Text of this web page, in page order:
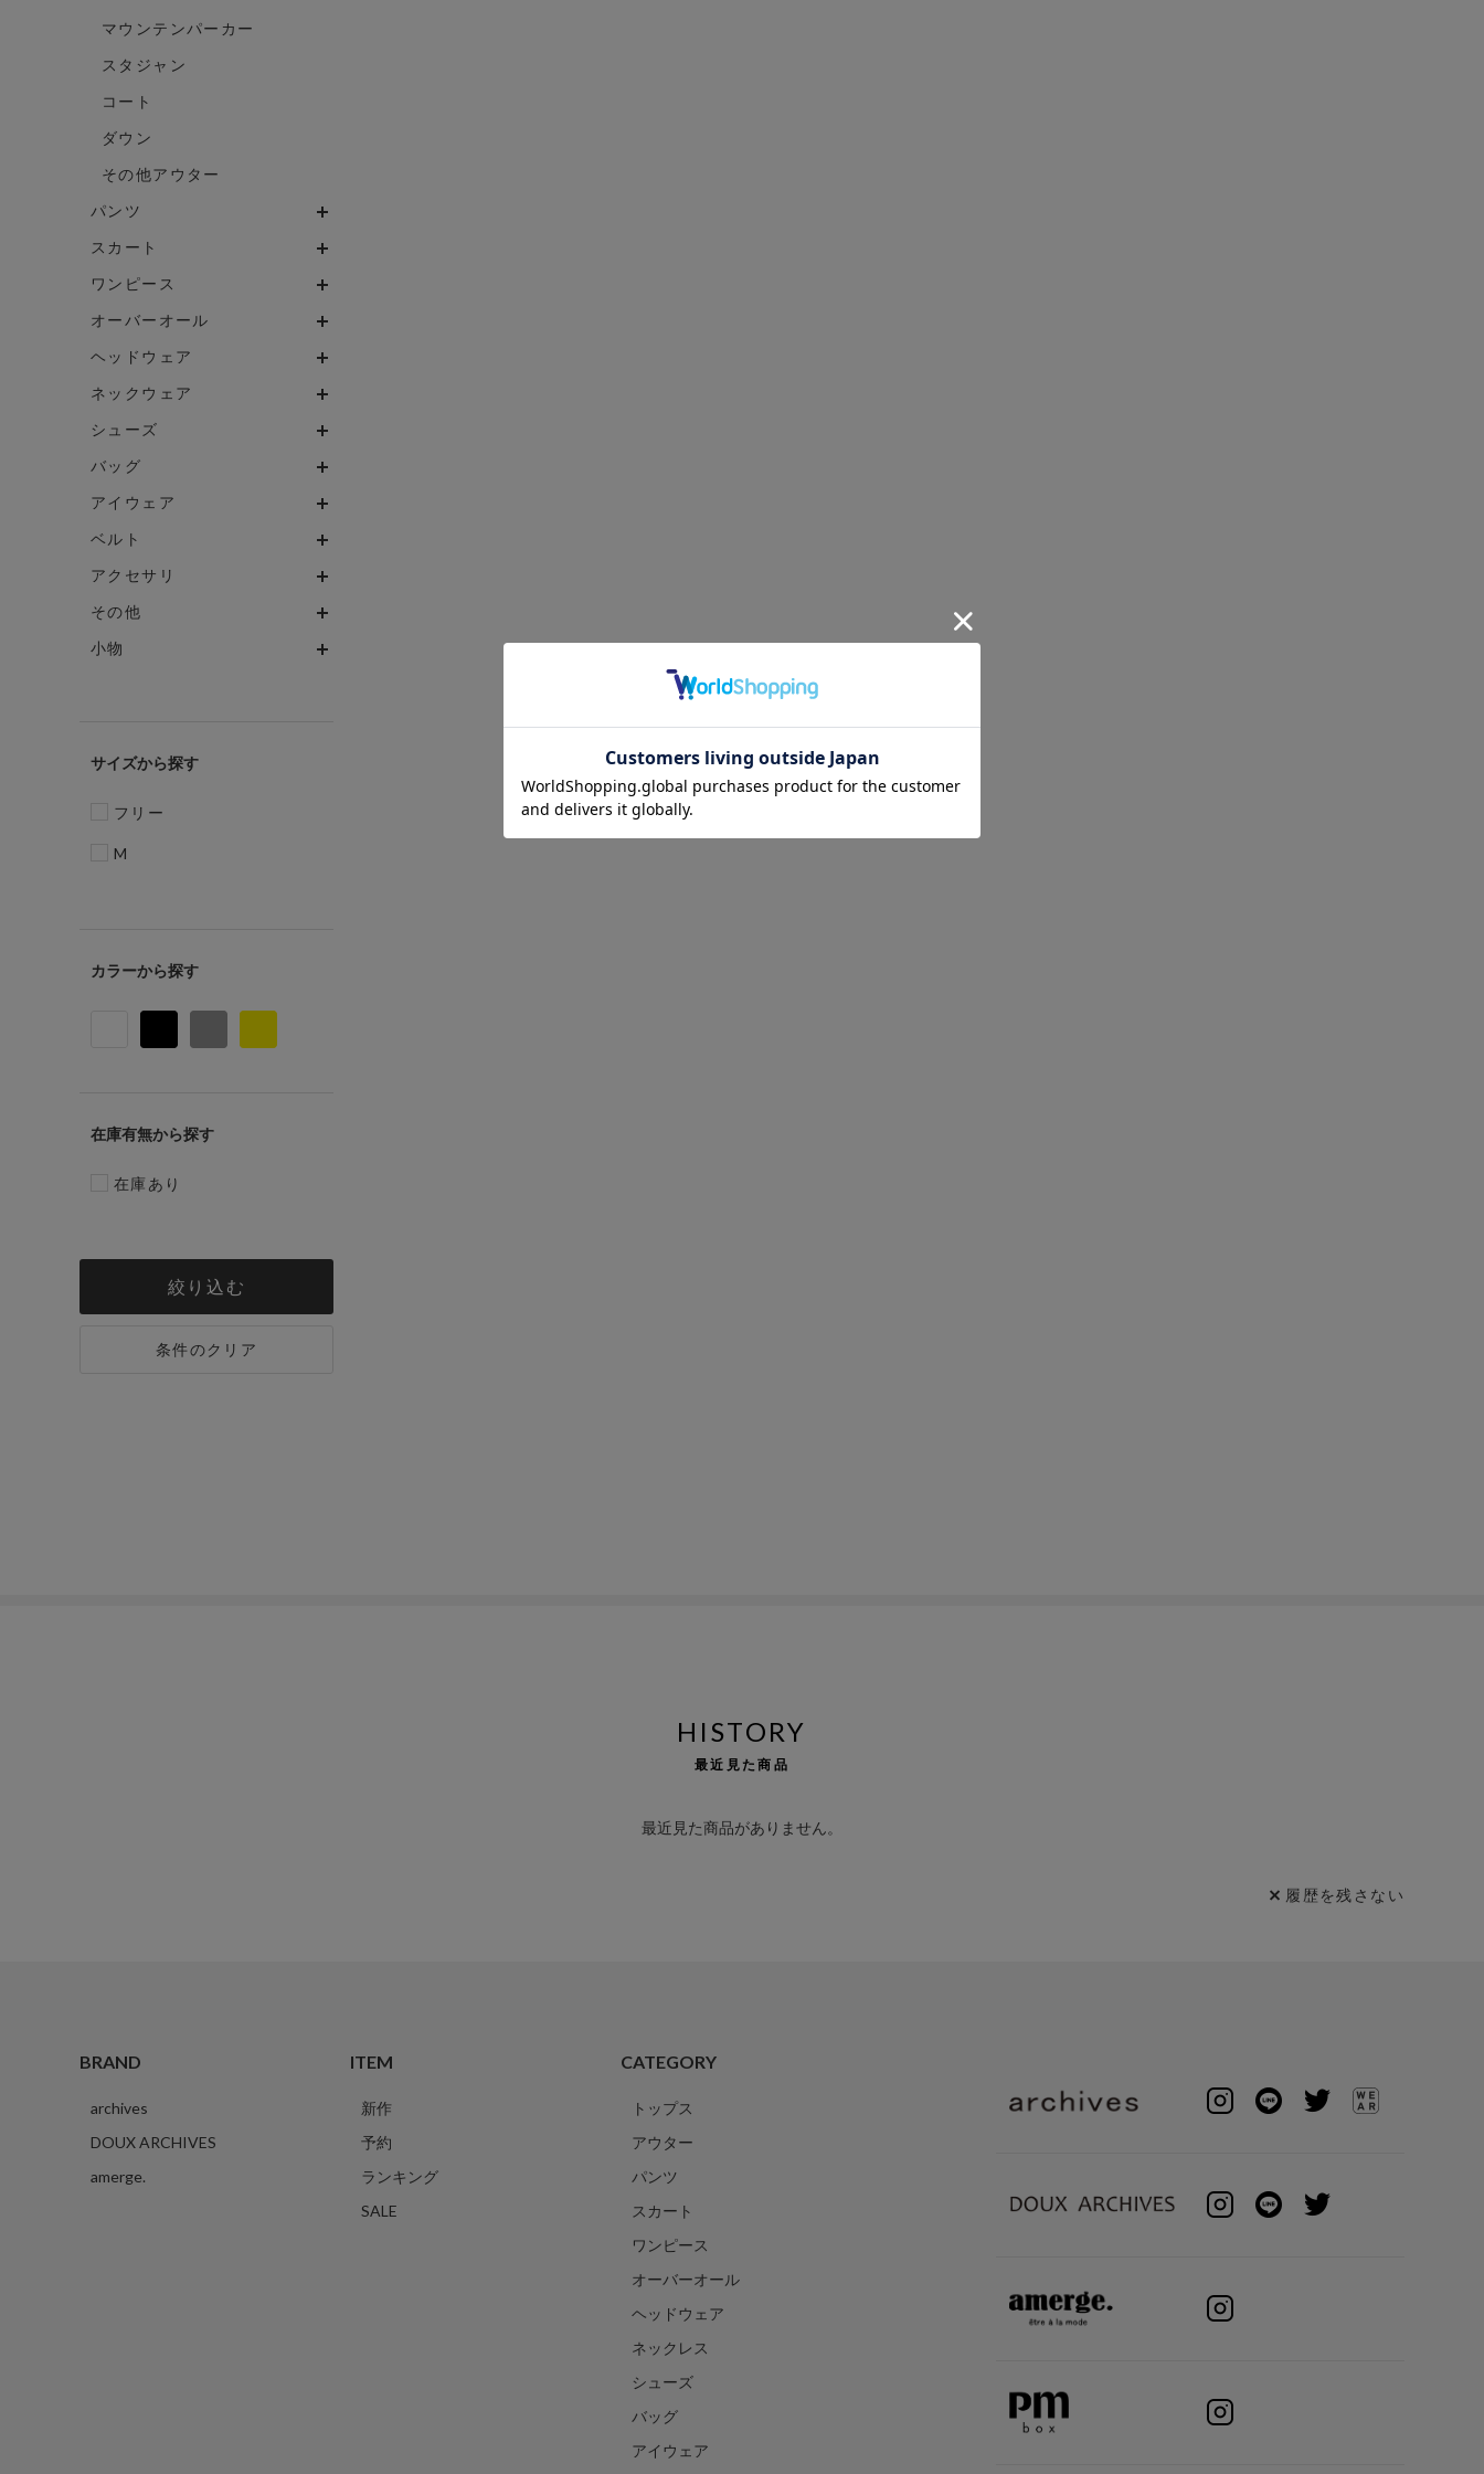
マウンテンパーカー
スタジャン
コート
ダウン
その他アウター
パンツ
スカート
ワンピース
オーバーオール
ヘッドウェア
ネックウェア
シューズ
バッグ
アイウェア
ベルト
アクセサリ
その他
小物
サイズ
フリー
M
カラー
在庫有無
在庫あり
絞り込む
条件のクリア
HISTORY
最近見た商品
最近見た商品がありません。
履歴を残さない
BRAND
archives
DOUX ARCHIVES
amerge.
ITEM
新作
予約
ランキング
SALE
CATEGORY
トップス
アウター
パンツ
スカート
ワンピース
オーバーオール
ヘッドウェア
ネックレス
シューズ
バッグ
アイウェア